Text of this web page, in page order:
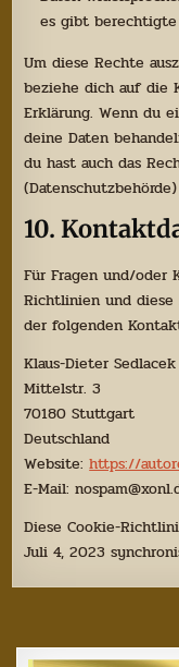
es gibt
Um diese Rechte
beziehe dich auf die
Erklärung. Wenn du
deine Daten
du hast auch das
10.
Für Fragen und/oder
Richtlinien und
der folgenden
Klaus-Dieter Sedlacek
Mittelstr. 3
70180 Stuttgart
Deutschland
Website:https://
E-Mail:nospam@
Diese Cookie-
Juli 4, 2023